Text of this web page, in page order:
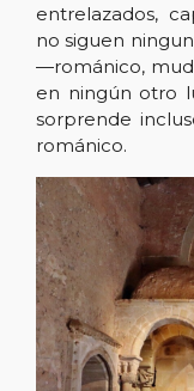
entrelazados,
no siguen
—románico,
en ningún otro
sorprende
románico.